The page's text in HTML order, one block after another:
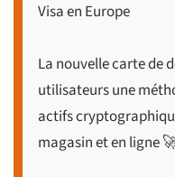
Visa en Europe
La nouvelle carte de
utilisateurs une
actifs
magasin et en ligne